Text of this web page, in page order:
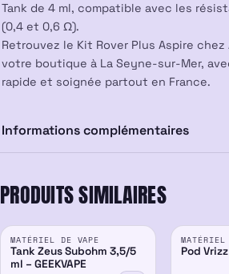
Tank de 4 ml, compatible avec les
(0,4 et 0,6 Ω).
Retrouvez le Kit Rover Plus Aspire chez
votre boutique à La Seyne-sur-Mer,
rapide et soignée partout en France.
Informations complémentaires
PRODUITS SIMILAIRES
MATÉRIEL DE VAPE
Tank Zeus Subohm 3,5/5
ml – GEEKVAPE
Pod Vrizz